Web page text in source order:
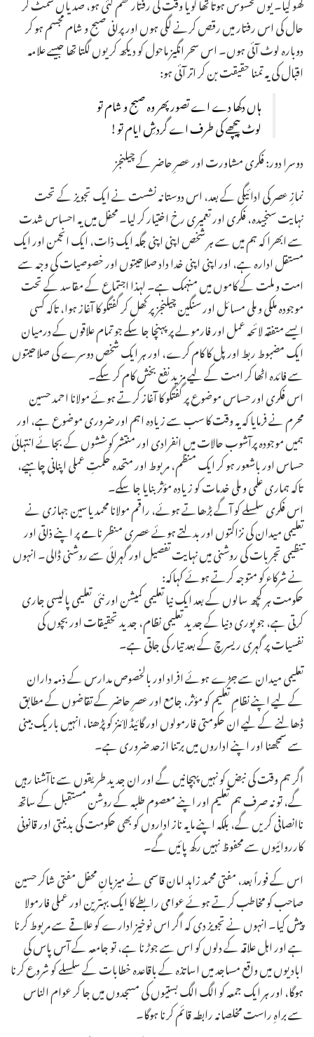
حال کی اس رفتار میں رقص کرنے لگی ہوں اور پرانی صبح و شام مجسم ہو کر
دوبارہ لوٹ آئی ہوں۔ اس سحر انگیز ماحول کو دیکھ کر یوں لگتا تھا جیسے علامہ
اقبال کی یہ تمنا حقیقت بن کر اتر آئی ہو:
ہاں دکھا دے اے تصور پھر وہ صبح و شام تو
لوٹ پیچھے کی طرف اے گردشِ ایام تو!
دوسرا دور: فکری مشاورت اور عصرِ حاضر کے چیلنجز
نمازِ عصر کی ادائیگی کے بعد، اس دوستانہ نشست نے ایک تجویز کے تحت
نہایت سنجیدہ، فکری اور تعمیری رخ اختیار کر لیا۔ محفل میں یہ احساس شدت
سے ابھرا کہ ہم میں سے ہر شخص اپنی اپنی جگہ ایک ذات، ایک انجمن اور ایک
مستقل ادارہ ہے، اور اپنی اپنی خدا داد صلاحیتوں اور خصوصیات کی وجہ سے
امت و ملت کے کاموں میں منہمک ہے۔ لہذا اجتماع کے مقاسد کے تحت
موجودہ ملکی و ملی مسائل اور سنگین چیلنجز پر کھل کر گفتگو کا آغاز ہوا، تاکہ کسی
ایسے متفقہ لائحہ عمل اور فارمولے پر پہنچا جا سکے جو تمام علاقوں کے درمیان
ایک مضبوط ربط اور پل کا کام کرے، اور ہر ایک شخص دوسرے کی صلاحیتوں
سے فائدہ اٹھا کر امت کے لیے مزید نفع بخش کام کر سکے۔
اس فکری اور حساس موضوع پر گفتگو کا آغاز کرتے ہوئے مولانا احمد حسین
محرم نے فرمایا کہ یہ وقت کا سب سے زیادہ اہم اور ضروری موضوع ہے، اور
ہمیں موجودہ پرآشوب حالات میں انفرادی اور منتشر کوششوں کے بجائے انتہائی
حساس اور باشعور ہو کر ایک منظم، مربوط اور متحدہ حکمتِ عملی اپنانی چاہیے،
تاکہ ہماری علمی و ملی خدمات کو زیادہ مؤثر بنایا جا سکے۔
اس فکری سلسلے کو آگے بڑھاتے ہوئے، راقم مولانا محمد یاسین جہازی نے
تعلیمی میدان کی نزاکتوں اور بدلتے ہوئے عصری منظر نامے پر اپنے ذاتی اور
تنظیمی تجربات کی روشنی میں نہایت تفصیل اور گہرائی سے روشنی ڈالی۔ انہوں
نے شرکاء کو متوجہ کرتے ہوئے کہاکہ:
حکومت ہر کچھ سالوں کے بعد ایک نیا تعلیمی کمیشن اور نئی تعلیمی پالیسی جاری
کرتی ہے، جو پوری دنیا کے جدید تعلیمی نظام، جدید تحقیقات اور بچوں کی
نفسیات پر گہری ریسرچ کے بعد تیار کی جاتی ہے۔
تعلیمی میدان سے جڑے ہوئے افراد اور بالخصوص مدارس کے ذمہ داران
کے لیے اپنے نظامِ تعلیم کو مؤثر، جامع اور عصرِ حاضر کے تقاضوں کے مطابق
ڈھالنے کے لیے ان حکومتی فارمولوں اور گائیڈ لائنز کو پڑھنا، انہیں باریک بینی
سے سمجھنا اور اپنے اداروں میں برتنا ازحد ضروری ہے۔
اگر ہم وقت کی نبض کو نہیں پہچانیں گے اور ان جدید طریقوں سے ناآشنا رہیں
گے، تو نہ صرف ہم تعلیم اور اپنے معصوم طلبہ کے روشن مستقبل کے ساتھ
ناانصافی کریں گے، بلکہ اپنے مایہ ناز اداروں کو بھی حکومت کی بدنیتی اور قانونی
کارروائیوں سے محفوظ نہیں رکھ پائیں گے۔
اس کے فوراً بعد، مفتی محمد زاہد امان قاسمی نے میزبانِ محفل مفتی شاکر حسین
صاحب کو مخاطب کرتے ہوئے عوامی رابطے کا ایک بہترین اور عملی فارمولا
پیش کیا۔ انہوں نے تجویز دی کہ اگر اس نوخیز ادارے کو علاقے سے مربوط کرنا
ہے اور اہل علاقہ کے دلوں کو اس سے جوڑنا ہے، تو جامعہ کے آس پاس کی
ابادیوں میں واقع مساجد میں اساتذہ کے باقاعدہ خطابات کے سلسلے کو شروع کرنا
ہوگا، اور ہر ایک جمعہ کو الگ الگ بستیوں کی مسجدوں میں جا کر عوام الناس
سے براہِ راست مخلصانہ رابطہ قائم کرنا ہوگا۔